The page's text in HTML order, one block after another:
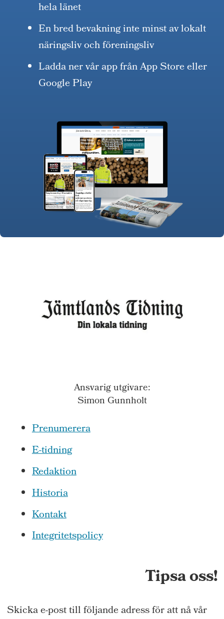
hela länet
En bred bevakning inte minst av lokalt
näringsliv och föreningsliv
Ladda ner vår app från App Store eller
Google Play
Ansvarig utgivare:
Simon Gunnholt
Prenumerera
E-tidning
Redaktion
Historia
Kontakt
Integritetspolicy
Tipsa oss!
Skicka e-post till följande adress för att nå vår